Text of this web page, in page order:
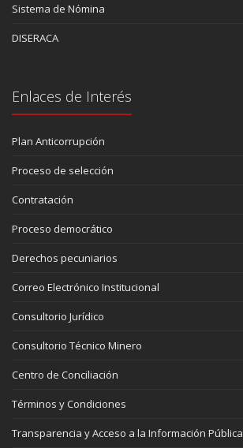
Sistema de Nómina
DISERACA
Enlaces de Interés
Plan Anticorrupción
Proceso de selección
Contratación
Proceso democrático
Derechos pecuniarios
Correo Electrónico Institucional
Consultorio Jurídico
Consultorio Técnico Minero
Centro de Conciliación
Términos y Condiciones
Transparencia y Acceso a la Información Pública